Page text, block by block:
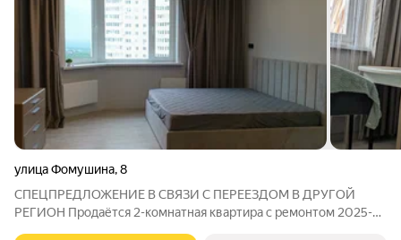
улица Фомушина,8
СПЕЦПРЕДЛОЖЕНИЕ В СВЯЗИ С ПЕРЕЕЗДОМ В ДРУГОЙ
РЕГИОН Продаётся 2-комнатная квартира с ремонтом 2025-